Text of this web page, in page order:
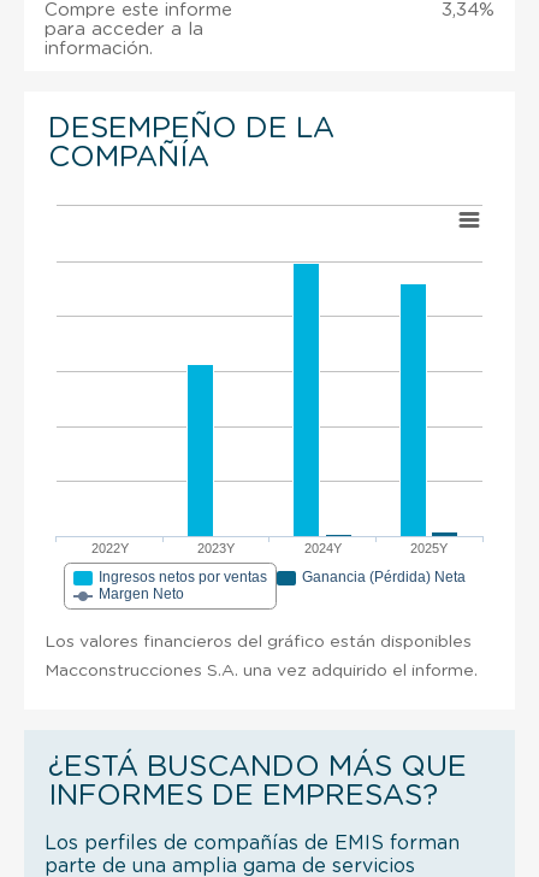
Compre este informe
para acceder a la
información.
3,34%
DESEMPEÑO DE LA
COMPAÑÍA
2022Y 2023Y 2024Y 2025Y
Ingresos netos por ventas
Ganancia (Pérdida) Neta
Margen Neto
Los valores financieros del gráfico están disponibles
Macconstrucciones S.A. una vez adquirido el informe.
¿ESTÁ BUSCANDO MÁS QUE
INFORMES DE EMPRESAS?
Los perfiles de compañías de EMIS forman
parte de una amplia gama de servicios